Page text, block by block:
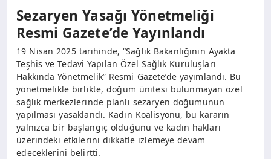
Sezaryen Yasağı Yönetmeliği
Resmi Gazete’de Yayınlandı
19 Nisan 2025 tarihinde, “Sağlık Bakanlığının Ayakta
Teşhis ve Tedavi Yapılan Özel Sağlık Kuruluşları
Hakkında Yönetmelik” Resmi Gazete’de yayımlandı. Bu
yönetmelikle birlikte, doğum ünitesi bulunmayan özel
sağlık merkezlerinde planlı sezaryen doğumunun
yapılması yasaklandı. Kadın Koalisyonu, bu kararın
yalnızca bir başlangıç olduğunu ve kadın hakları
üzerindeki etkilerini dikkatle izlemeye devam
edeceklerini belirtti.